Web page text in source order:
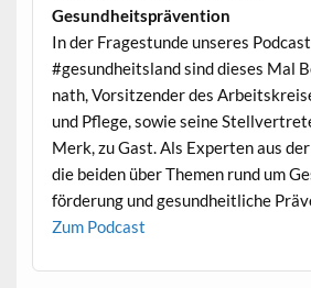
Gesundheitsprävention
In der Frages­tunde unseres
#gesund­heit­s­land sind dieses Mal
nath, Vor­sitzen­der des
und Pflege, sowie seine
Merk, zu Gast. Als Experten aus
die bei­den über The­men rund um
förderung und gesund­heitliche
Zum Pod­cast